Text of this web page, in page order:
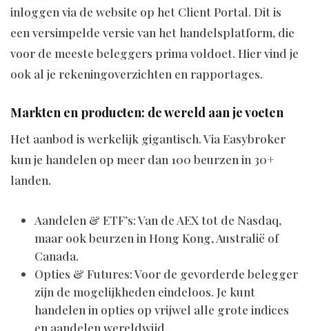
inloggen via de website op het Client Portal. Dit is
een versimpelde versie van het handelsplatform, die
voor de meeste beleggers prima voldoet. Hier vind je
ook al je rekeningoverzichten en rapportages.
Markten en producten: de wereld aan je voeten
Het aanbod is werkelijk gigantisch. Via Easybroker
kun je handelen op meer dan 100 beurzen in 30+
landen.
Aandelen & ETF’s: Van de AEX tot de Nasdaq,
maar ook beurzen in Hong Kong, Australië of
Canada.
Opties & Futures: Voor de gevorderde belegger
zijn de mogelijkheden eindeloos. Je kunt
handelen in opties op vrijwel alle grote indices
en aandelen wereldwijd.